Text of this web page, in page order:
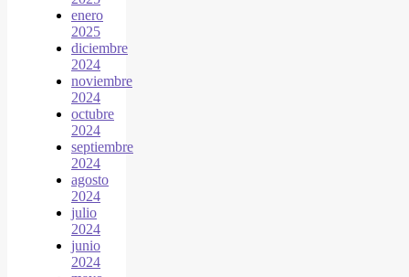
enero
2025
diciembre
2024
noviembre
2024
octubre
2024
septiembre
2024
agosto
2024
julio
2024
junio
2024